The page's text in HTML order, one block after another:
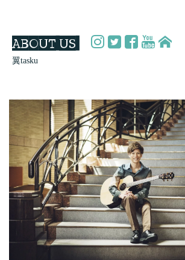
ABOUT US
翼tasku